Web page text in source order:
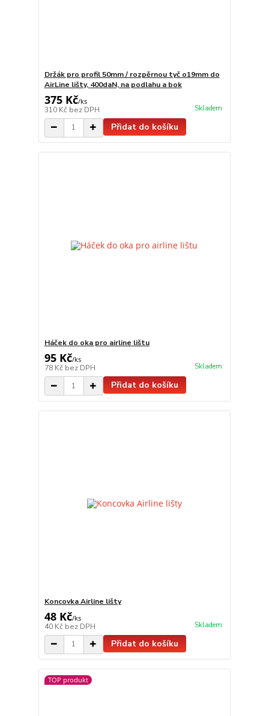
Držák pro profil 50mm / rozpěrnou tyč o19mm do
AirLine lišty, 400daN, na podlahu a bok
375 Kč/ks
310 Kč bez DPH Skladem
Přidat do košíku
Háček do oka pro airline lištu
95 Kč/ks
78 Kč bez DPH Skladem
Přidat do košíku
Koncovka Airline lišty
48 Kč/ks
40 Kč bez DPH Skladem
Přidat do košíku
TOP produkt